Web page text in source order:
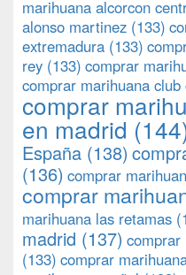
marihuana alcorcon
alonso martinez (133)
extremadura (133)
rey (133) comprar
comprar marihuana club
comprar
en madrid
España (138)
(136) comprar
comprar
marihuana las retamas
madrid (137) comprar
(133) comprar